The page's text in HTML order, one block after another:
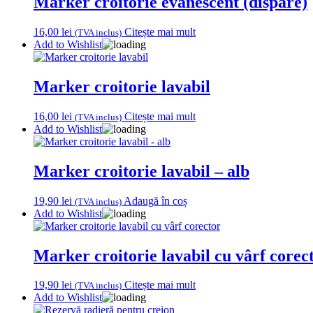
16,00 lei (TVA inclus) Citește mai mult
Add to Wishlist
Marker croitorie lavabil
16,00 lei (TVA inclus) Citește mai mult
Add to Wishlist
Marker croitorie lavabil – alb
19,90 lei (TVA inclus) Adaugă în coș
Add to Wishlist
Marker croitorie lavabil cu vârf
19,90 lei (TVA inclus) Citește mai mult
Add to Wishlist